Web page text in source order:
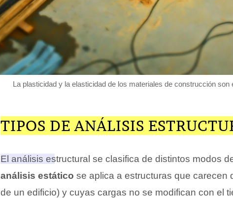
La plasticidad y la elasticidad de los materiales de construcción
TIPOS DE ANÁLISIS
El análisis estructural se clasifica de distintos modos
análisis estático se aplica a estructuras que carecen
de un edificio) y cuyas cargas no se modifican con el